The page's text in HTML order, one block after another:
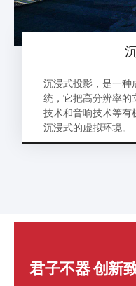
沉浸式投影，是一种
统，它把高分辨率的
技术和音响技术等有
沉浸式的虚拟环境。
君子不器 创新